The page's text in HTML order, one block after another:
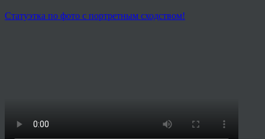
Статуэтка по фото с портретным сходством!